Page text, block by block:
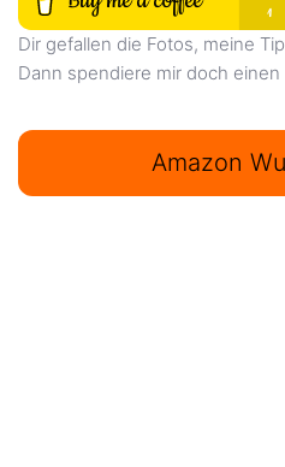
Dir gefallen die Fotos, meine
Dann spendiere mir doch einen
Amazon